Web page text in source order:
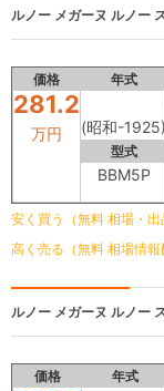
ルノー メガーヌ ルノー
価格 年式
281.2
万円 (昭和-1925)
型式
BBM5P
安く買う（無料 相場・出
高く売る（無料 相場情報
ルノー メガーヌ ルノー
価格 年式